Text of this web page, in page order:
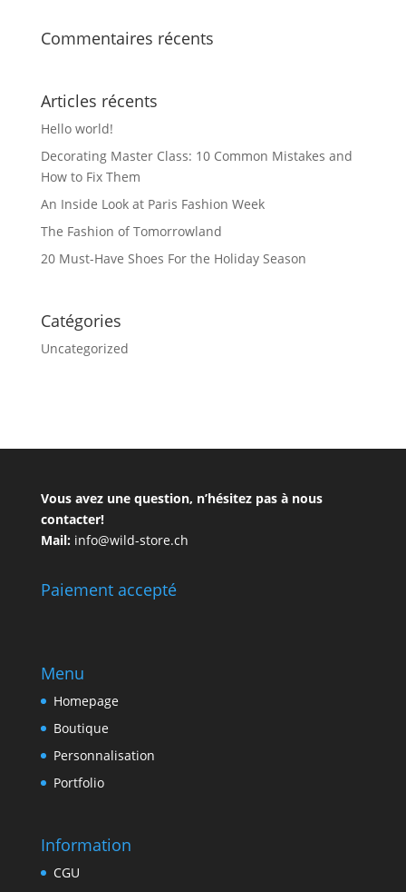
Commentaires récents
Articles récents
Hello world!
Decorating Master Class: 10 Common Mistakes and
How to Fix Them
An Inside Look at Paris Fashion Week
The Fashion of Tomorrowland
20 Must-Have Shoes For the Holiday Season
Catégories
Uncategorized
Vous avez une question, n’hésitez pas à nous
contacter!
Mail:info@wild-store.ch
Paiement accepté
Menu
Homepage
Boutique
Personnalisation
Portfolio
Information
CGU